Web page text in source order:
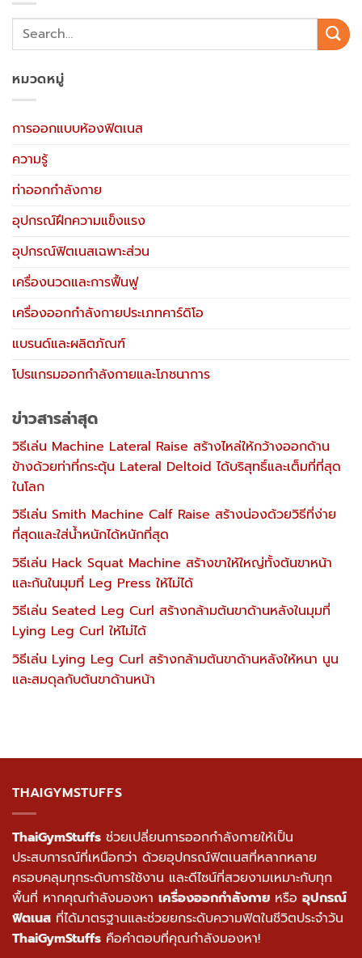
หมวดหมู่
การออกแบบห้องฟิตเนส
ความรู้
ท่าออกกำลังกาย
อุปกรณ์ฝึกความแข็งแรง
อุปกรณ์ฟิตเนสเฉพาะส่วน
เครื่องนวดและการฟื้นฟู
เครื่องออกกำลังกายประเภทคาร์ดิโอ
แบรนด์และผลิตภัณฑ์
โปรแกรมออกกำลังกายและโภชนาการ
ข่าวสารล่าสุด
วิธีเล่น Machine Lateral Raise สร้างไหล่ให้กว้างออกด้าน
ข้างด้วยท่าที่กระตุ้น Lateral Deltoid ได้บริสุทธิ์และเต็มที่ที่สุด
ในโลก
วิธีเล่น Smith Machine Calf Raise สร้างน่องด้วยวิธีที่ง่าย
ที่สุดและใส่น้ำหนักได้หนักที่สุด
วิธีเล่น Hack Squat Machine สร้างขาให้ใหญ่ทั้งต้นขาหน้า
และก้นในมุมที่ Leg Press ให้ไม่ได้
วิธีเล่น Seated Leg Curl สร้างกล้ามต้นขาด้านหลังในมุมที่
Lying Leg Curl ให้ไม่ได้
วิธีเล่น Lying Leg Curl สร้างกล้ามต้นขาด้านหลังให้หนา นูน
และสมดุลกับต้นขาด้านหน้า
THAIGYMSTUFFS
ThaiGymStuffs ช่วยเปลี่ยนการออกกำลังกายให้เป็น
ประสบการณ์ที่เหนือกว่า ด้วยอุปกรณ์ฟิตเนสที่หลากหลาย
ครอบคลุมทุกระดับการใช้งาน และดีไซน์ที่สวยงามเหมาะกับทุก
พื้นที่ หากคุณกำลังมองหา เครื่องออกกำลังกาย หรือ อุปกรณ์
ฟิตเนส ที่ได้มาตรฐานและช่วยยกระดับความฟิตในชีวิตประจำวัน
ThaiGymStuffs คือคำตอบที่คุณกำลังมองหา!